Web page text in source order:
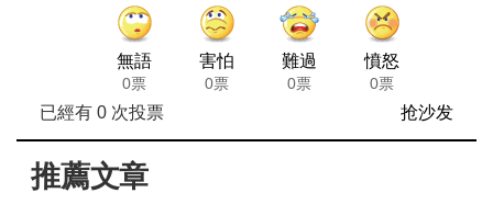
無語
0票
害怕
0票
難過
0票
憤怒
0票
已經有 0次投票 抢沙发
推薦文章